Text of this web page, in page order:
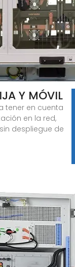
Y MÓVIL
tener en cuenta
en la red,
despliegue de